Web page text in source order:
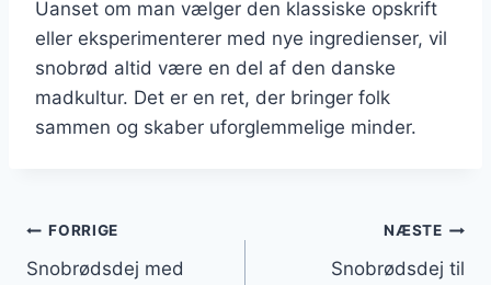
Uanset om man vælger den klassiske opskrift
eller eksperimenterer med nye ingredienser, vil
snobrød altid være en del af den danske
madkultur. Det er en ret, der bringer folk
sammen og skaber uforglemmelige minder.
Indlægsnavigation
FORRIGE
Snobrødsdej med
NÆSTE
Snobrødsdej til